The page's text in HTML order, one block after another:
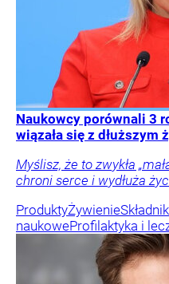
Naukowcy porównali 3
wiązała się z dłuższym
Myślisz, że to zwykła
chroni serce i wydłuża
ProduktyŻywienie
naukoweProfilaktyka i